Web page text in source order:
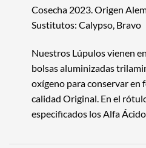
Cosecha 2023. Origen
Sustitutos: Calypso, Bravo
Nuestros Lúpulos vienen
bolsas aluminizadas
oxígeno para conservar en
calidad Original. En el
especificados los Alfa